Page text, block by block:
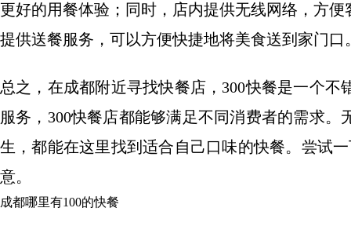
更好的用餐体验；同时，店内提供无线网络，方
提供送餐服务，可以方便快捷地将美食送到家门口
总之，在成都附近寻找快餐店，300快餐是一个
服务，300快餐店都能够满足不同消费者的需求
生，都能在这里找到适合自己口味的快餐。尝试
意。
成都哪里有100的快餐